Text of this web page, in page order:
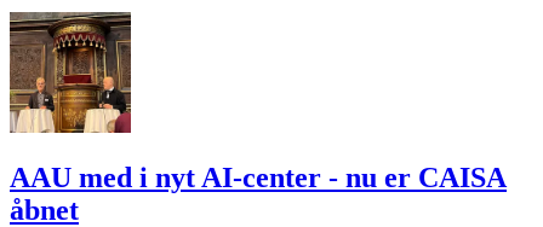
AAU med i nyt AI-center - nu er CAISA
åbnet